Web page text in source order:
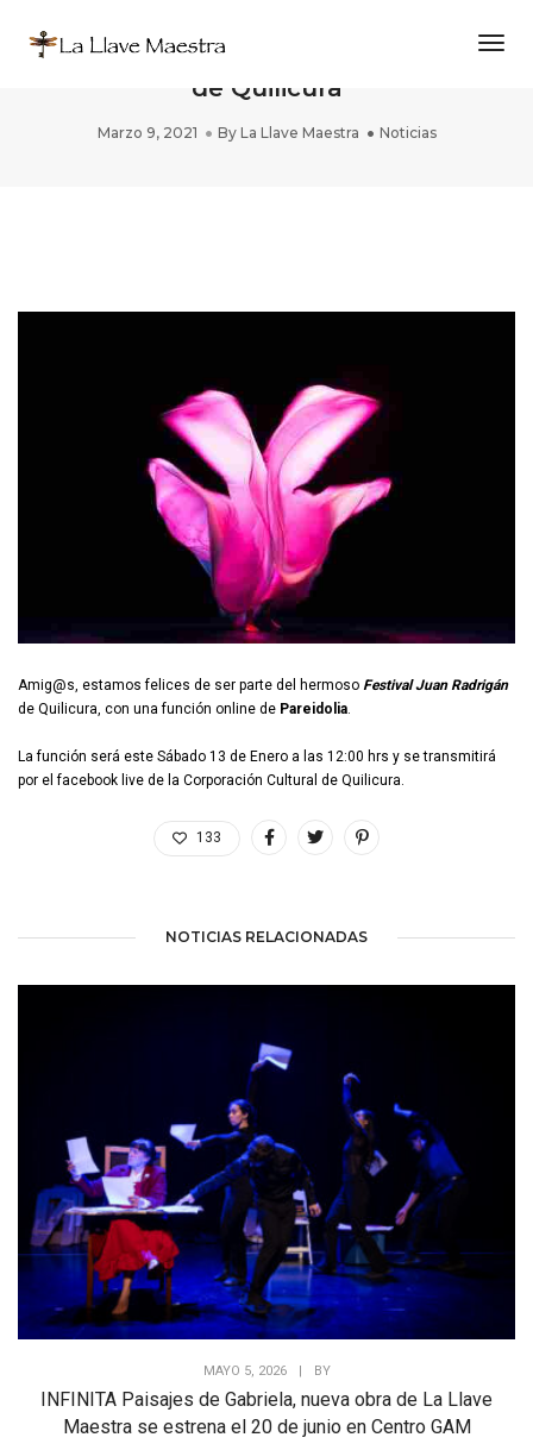
PAREIDOLIA en Festival Juan Radrigán
de Quilicura
Marzo 9, 2021 By La Llave Maestra Noticias
Amig@s, estamos felices de ser parte del hermoso Festival Juan Radrigán
de Quilicura, con una función online de Pareidolia
La función será este Sábado 13 de Enero a las 12:00 hrs y se transmitirá
por el facebook live de la Corporación Cultural de Quilicura.
133
NOTICIAS RELACIONADAS
MAYO 5, 2026 BY
INFINITA Paisajes de Gabriela, nueva obra de La Llave
Maestra se estrena el 20 de junio en Centro GAM